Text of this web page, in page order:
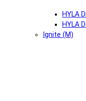
HYLA
HYLA
Ignite (М)